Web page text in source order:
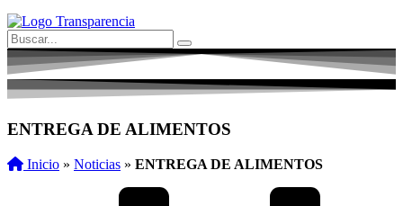
ENTREGA DE ALIMENTOS
Inicio » Noticias » ENTREGA DE ALIMENTOS